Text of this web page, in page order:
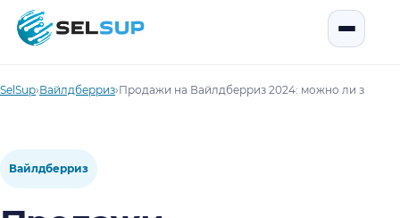
SelSup
SelSup›Вайлдберриз›Продажи на Вайлдберриз 2024: можно ли
Вайлдберриз